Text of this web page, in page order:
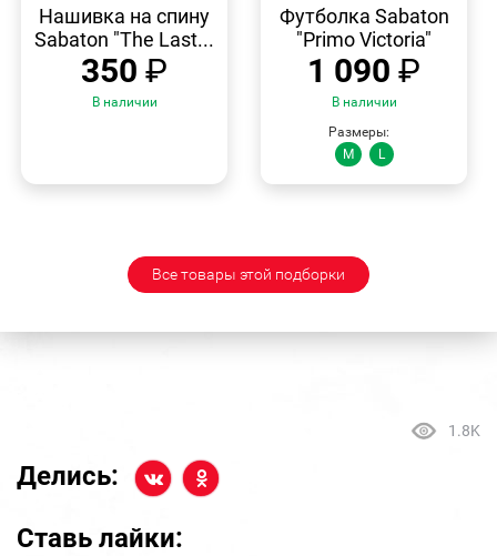
ПРОСМОТР
Нашивка на спину
Sabaton "The Last...
350 ₽
В наличии
ПРОСМОТР
Футболка Sabaton
"Primo Victoria"
1 090 ₽
В наличии
Размеры:
M
L
Все товары этой подборки
1.8K
Делись:
Ставь лайки: